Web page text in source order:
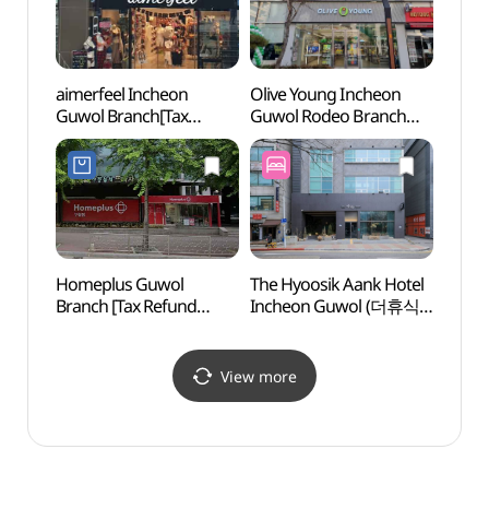
aimerfeel Incheon
Guwol Branch[Tax
Refund Shop](에메필
인천구월점)
Olive Young Incheon
Guwol Rodeo Branch
[Tax Refund Shop]
(올리브영
인천구월로데오점)
Homeplus Guwol
Branch [Tax Refund
The Hyoosik Aank Hotel
Incheon Guwol (더휴식
View more